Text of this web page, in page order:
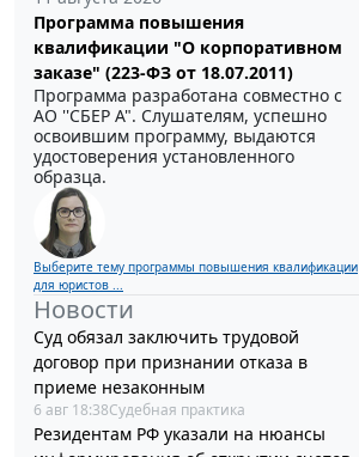
Программа повышения
квалификации "О корпоративном
заказе" (223-ФЗ от 18.07.2011)
Программа разработана совместно с
АО ''СБЕР А". Слушателям, успешно
освоившим программу, выдаются
удостоверения установленного
образца.
Выберите тему программы повышения квалификации
для юристов ...
Новости
Суд обязал заключить трудовой
договор при признании отказа в
приеме незаконным
6 авг 18:38Судебная практика
Резидентам РФ указали на нюансы